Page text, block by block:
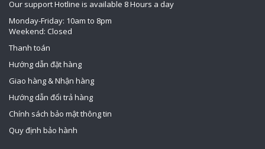
Our support Hotline is available 8 Hours a day
Monday-Friday: 10am to 8pm
Weekend: Closed
Thanh toán
Hướng dẫn đặt hàng
Giao hàng & Nhận hàng
Hướng dẫn đổi trả hàng
Chính sách bảo mật thông tin
Quy định bảo hành